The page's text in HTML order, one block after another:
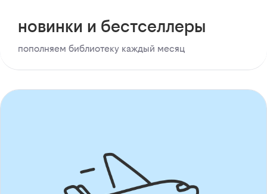
новинки и бестселлеры
пополняем библиотеку каждый месяц